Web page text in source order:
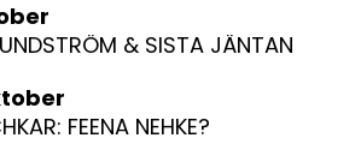
& SISTA JÄNTAN
FEENA NEHKE?